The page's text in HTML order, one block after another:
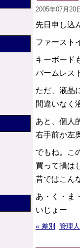
2005年07月20
先日申し込
ファースト
キーボード
パームレス
ただ、液晶
間違いなく
あと、個人
右手前か左
でもね。こ
買って損は
昔ではこん
あ・く・ま
いじょー
« 差別 管理